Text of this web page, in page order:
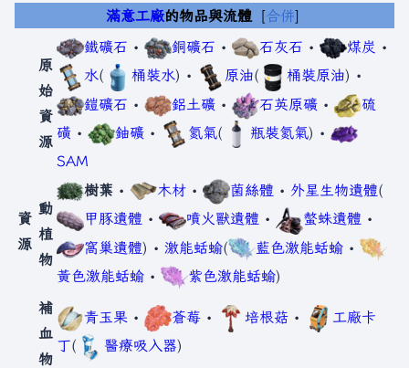
滿意工廠的物品與流體 合併
資
源
原
始
資
源
鐵礦石 • 銅礦石 • 石灰石 • 煤炭 •
水( 桶裝水) • 原油( 桶裝原油) •
鎧礦石 • 鋁土礦 • 石英原礦 •
硫
磺 • 鈾礦 • 氮氣( 瓶裝氮氣) •
SAM
動
植
物
樹葉 • 木材 • 菌絲體 • 外星生物遺體(
甲豚遺體 • 噴火獸遺體 • 螫蛛遺體 •
窩巢遺體) • 激能蛞蝓( 藍色激能蛞蝓 •
黃色激能蛞蝓 • 紫色激能蛞蝓)
補
血
物
青玉果 • 蒼莓 • 培根菇 •
工廠卡
丁( 醫療吸入器)